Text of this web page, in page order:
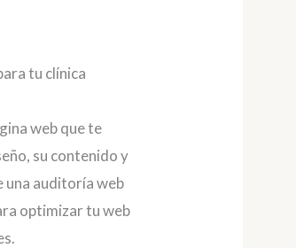
tu clínica
web que te
su contenido y
una auditoría web
optimizar tu web